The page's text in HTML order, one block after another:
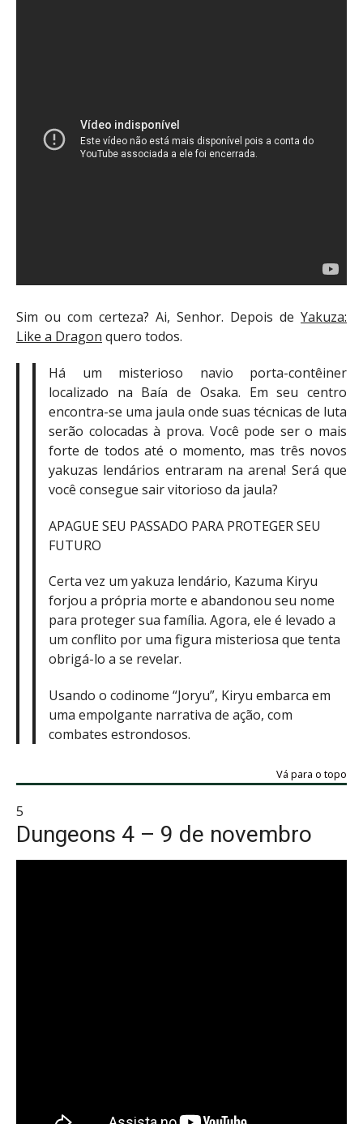
Sim ou com certeza? Ai, Senhor. Depois de Yakuza:
Like a Dragon quero todos.
Há um misterioso navio porta-contêiner
localizado na Baía de Osaka. Em seu centro
encontra-se uma jaula onde suas técnicas de luta
serão colocadas à prova. Você pode ser o mais
forte de todos até o momento, mas três novos
yakuzas lendários entraram na arena! Será que
você consegue sair vitorioso da jaula?
APAGUE SEU PASSADO PARA PROTEGER SEU
FUTURO
Certa vez um yakuza lendário, Kazuma Kiryu
forjou a própria morte e abandonou seu nome
para proteger sua família. Agora, ele é levado a
um conflito por uma figura misteriosa que tenta
obrigá-lo a se revelar.
Usando o codinome “Joryu”, Kiryu embarca em
uma empolgante narrativa de ação, com
combates estrondosos.
Vá para o topo
5
Dungeons 4 – 9 de novembro